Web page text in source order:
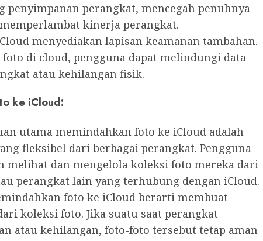
penyimpanan perangkat, mencegah penuhnya
kinerja perangkat.
menyediakan lapisan keamanan tambahan.
di cloud, pengguna dapat melindungi data
atau kehilangan fisik.
ke iCloud:
utama memindahkan foto ke iCloud adalah
fleksibel dari berbagai perangkat. Pengguna
melihat dan mengelola koleksi foto mereka dari
perangkat lain yang terhubung dengan iCloud.
foto ke iCloud berarti membuat
koleksi foto. Jika suatu saat perangkat
atau kehilangan, foto-foto tersebut tetap aman